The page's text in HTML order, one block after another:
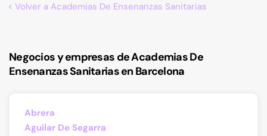
Volver a Academias De Ensenanzas Sanitarias
Negocios y empresas de Academias De
Ensenanzas Sanitarias en Barcelona
Abrera
Aguilar De Segarra